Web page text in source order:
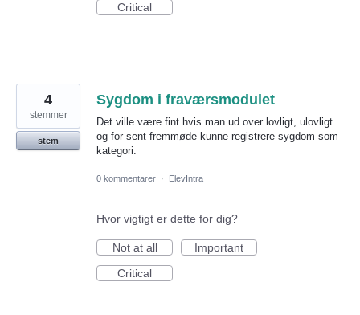
Critical
Sygdom i fraværsmodulet
Det ville være fint hvis man ud over lovligt, ulovligt
og for sent fremmøde kunne registrere sygdom som
kategori.
4
stemmer
stem
0 kommentarer · ElevIntra
Hvor vigtigt er dette for dig?
Not at all
Important
Critical